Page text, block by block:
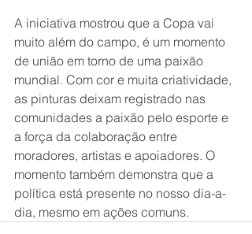
A iniciativa mostrou que a Copa vai
muito além do campo, é um momento
de união em torno de uma paixão
mundial. Com cor e muita criatividade,
as pinturas deixam registrado nas
comunidades a paixão pelo esporte e
a força da colaboração entre
moradores, artistas e apoiadores. O
momento também demonstra que a
política está presente no nosso dia-a-
dia, mesmo em ações comuns.